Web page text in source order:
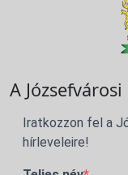
A
Iratkozzon fel a
hírleveleire!